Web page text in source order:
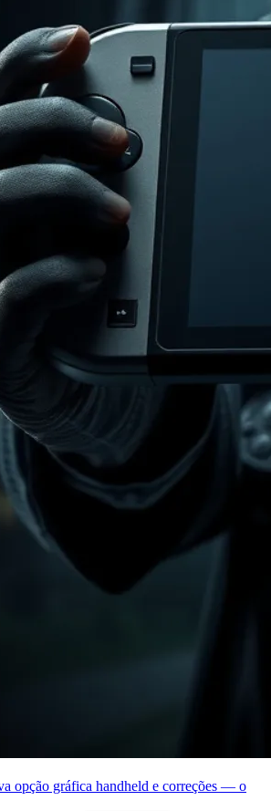
opção gráfica handheld e correções — o